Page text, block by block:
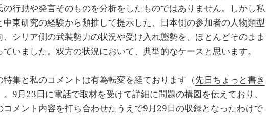
の行動や発言そのものを分析をしたものではありません。しかし私
中東研究の経験から類推して提示した、日本側の参加者の人物類型
、シリア側の武装勢力の状況や受け入れ態勢を、ほとんどそのまま
ていました。双方の状況において、典型的なケースと思います。
特集と私のコメントは有為転変を経ております（先日ちょっと書き
。9月23日に電話で取材を受けて詳細に問題の構図を伝えており、
コメント内容を打ち合わせたうえで9月29日の収録となったわけで